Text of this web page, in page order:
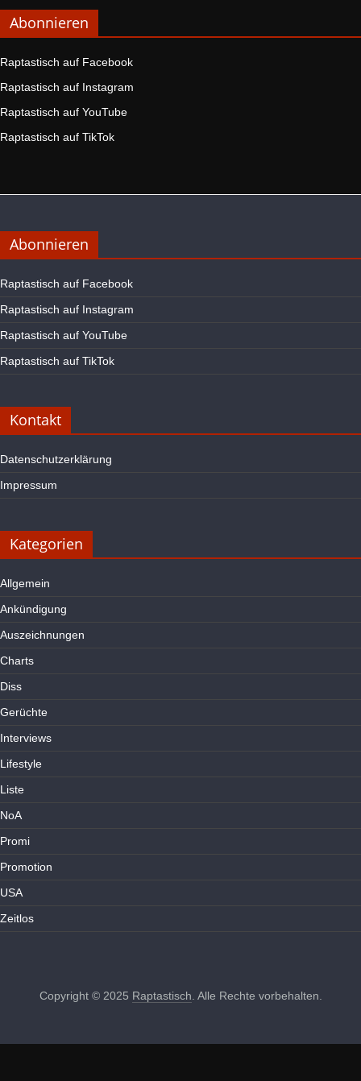
Abonnieren
Raptastisch auf Facebook
Raptastisch auf Instagram
Raptastisch auf YouTube
Raptastisch auf TikTok
Abonnieren
Raptastisch auf Facebook
Raptastisch auf Instagram
Raptastisch auf YouTube
Raptastisch auf TikTok
Kontakt
Datenschutzerklärung
Impressum
Kategorien
Allgemein
Ankündigung
Auszeichnungen
Charts
Diss
Gerüchte
Interviews
Lifestyle
Liste
NoA
Promi
Promotion
USA
Zeitlos
Copyright © 2025 Raptastisch . Alle Rechte vorbehalten.